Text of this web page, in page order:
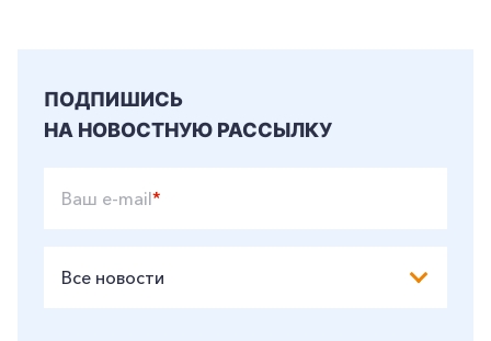
ПОДПИШИСЬ
НА НОВОСТНУЮ РАССЫЛКУ
Ваш e-mail*
Все новости